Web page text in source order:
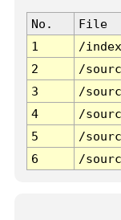
No.
File
1
/
2
/
3
/
4
/
5
/
6
/